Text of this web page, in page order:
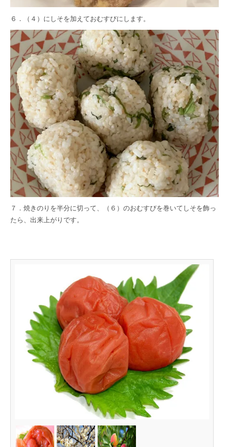
６．（４）にしそを加えておむすびにします。
７．焼きのりを半分に切って、（６）のおむすびを巻いてしそを飾っ
たら、出来上がりです。